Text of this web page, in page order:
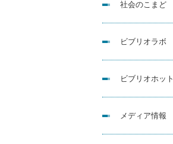
社会のこまど
ビブリオラボ
ビブリオホット
メディア情報